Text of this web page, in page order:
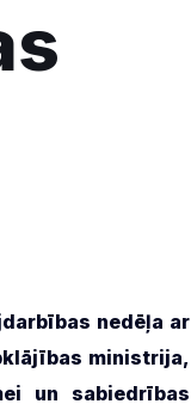
nedēļa ar
ministrija,
un sabiedrības